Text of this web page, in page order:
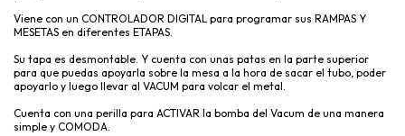
Viene con un CONTROLADOR DIGITAL para programar sus RAMPAS Y
MESETAS en diferentes ETAPAS.
Su tapa es desmontable. Y cuenta con unas patas en la parte superior
para que puedas apoyarla sobre la mesa a la hora de sacar el tubo, poder
apoyarlo y luego llevar al VACUM para volcar el metal.
Cuenta con una perilla para ACTIVAR la bomba del Vacum de una manera
simple y COMODA.